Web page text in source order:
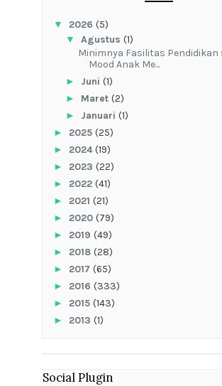
▼ 2026 (5)
▼ Agustus (1)
‎Minimnya Fasilitas Pendidikan
Mood Anak Me...
► Juni (1)
► Maret (2)
► Januari (1)
► 2025 (25)
► 2024(19)
► 2023 (22)
► 2022 (41)
► 2021 (21)
► 2020 (79)
► 2019 (49)
► 2018 (28)
► 2017 (65)
► 2016 (333)
► 2015 (143)
► 2013 (1)
Social Plugin